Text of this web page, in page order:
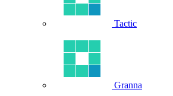
Tactic
Granna